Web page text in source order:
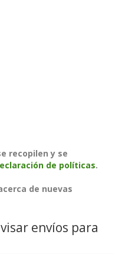
de políticas.
envíos para